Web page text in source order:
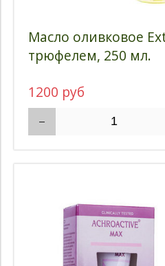
Масло оливковое
трюфелем, 250 мл.
1200 руб